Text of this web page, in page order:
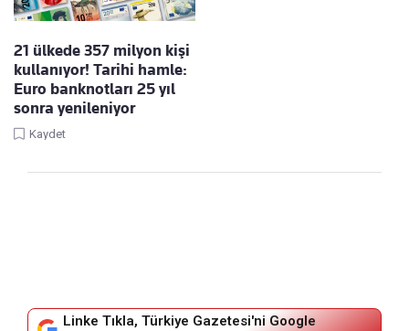
21 ülkede 357 milyon kişi
kullanıyor! Tarihi hamle:
Euro banknotları 25 yıl
sonra yenileniyor
Kaydet
Linke Tıkla, Türkiye Gazetesi'ni Google